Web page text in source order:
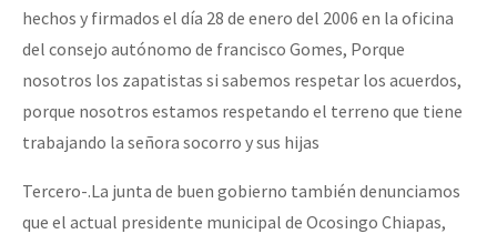
hechos y firmados el día 28 de enero del 2006 en la oficina
del consejo autónomo de francisco Gomes, Porque
nosotros los zapatistas si sabemos respetar los acuerdos,
porque nosotros estamos respetando el terreno que tiene
trabajando la señora socorro y sus hijas
Tercero-.La junta de buen gobierno también denunciamos
que el actual presidente municipal de Ocosingo Chiapas,